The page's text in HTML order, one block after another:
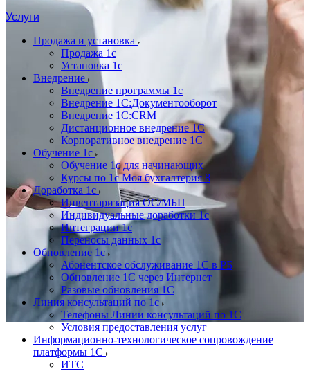
Услуги
Продажа и установка
Продажа 1с
Установка 1с
Внедрение
Внедрение программы 1с
Внедрение 1С:Документооборот
Внедрение 1С:CRM
Дистанционное внедрение 1С
Корпоративное внедрение 1С
Обучение 1с
Обучение 1с для начинающих
Курсы по 1с Моя бухгалтерия 8
Доработка 1с
Инвентаризация ОС/МБП
Индивидуальные доработки 1с
Интеграции 1с
Переносы данных 1с
Обновление 1с
Абонентское обслуживание 1С в РБ
Обновление 1С через Интернет
Разовые обновления 1С
Линия консультаций по 1с
Телефоны Линии консультаций по 1С
Условия предоставления услуг
Информационно-технологическое сопровождение
платформы 1С
ИТС